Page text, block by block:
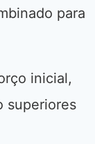
para
inicial,
superiores